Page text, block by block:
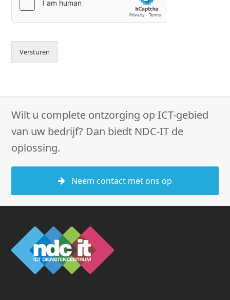
Versturen
Wilt u complete ontzorging op ICT-gebied
van uw bedrijf? Dan biedt NDC-IT de
oplossing.
Neem contact met ons op